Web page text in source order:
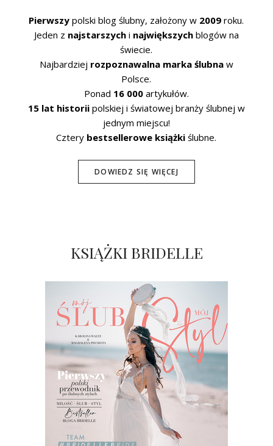
Pierwszy polski blog ślubny, założony w 2009 roku.
Jeden z najstarszychi największychblogów na
świecie.
Najbardziej rozpoznawalna marka ślubnaw
Polsce.
Ponad 16 000artykułów.
15 lat historiipolskiej i światowej branży ślubnej w
jednym miejscu!
Cztery bestsellerowe książki ślubne.
DOWIEDZ SIĘ WIĘCEJ
KSIĄŻKI BRIDELLE